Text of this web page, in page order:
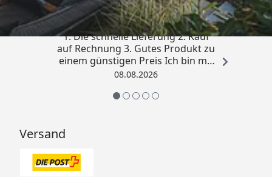
„Besonders gut gefallen hat mir :
1. Die schnelle Lieferung 2. Kauf
auf Rechnung 3. Gutes Produkt zu
einem günstigen Preis Ich bin mit
der Kaufabwicklung sehr
08.08.2026
Versand